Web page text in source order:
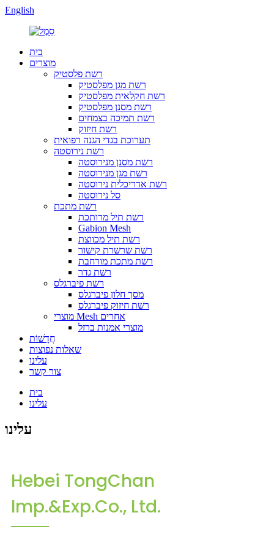
English
בית
מוצרים
רשת פלסטיק
רשת מגן מפלסטיק
רשת חקלאית מפלסטיק
רשת מסנן מפלסטיק
רשת תמיכה בצמחים
רשת חיזוק
תערוכת בגדי הגנה רפואית
רשת נירוסטה
רשת מסנן מנירוסטה
רשת מגן מנירוסטה
רשת אדריכלית נירוסטה
סל נירוסטה
רשת מתכת
רשת תיל מרותכת
Gabion Mesh
רשת תיל מכווצת
רשת שרשרת קישור
רשת מתכת מורחבת
רשת גדר
רשת פיברגלס
מסך חלון פיברגלס
רשת חיזוק פיברגלס
מוצרי Mesh אחרים
מוצרי אמנות ברזל
חֲדָשׁוֹת
שאלות נפוצות
עלינו
צור קשר
בית
עלינו
עלינו
Hebei TongChan
Imp.&Exp.Co., Ltd.